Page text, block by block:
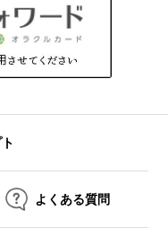
よくある質問